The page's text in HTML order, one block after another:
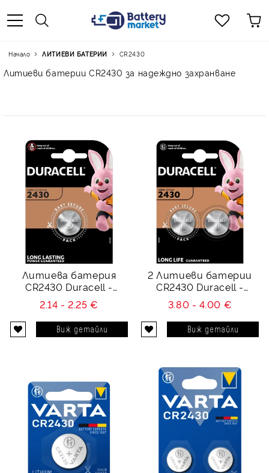
Начало ЛИТИЕВИ БАТЕРИИ CR2430
Литиеви батерии CR2430 за надеждно захранване
Литиева батерия
CR2430 Duracell -
DL2430 - 3V
2.14 - 2.25 €
Виж детайли
2 Литиеви батерии
CR2430 Duracell -
DL2430 - 3V
3.80 - 4.00 €
Виж детайли